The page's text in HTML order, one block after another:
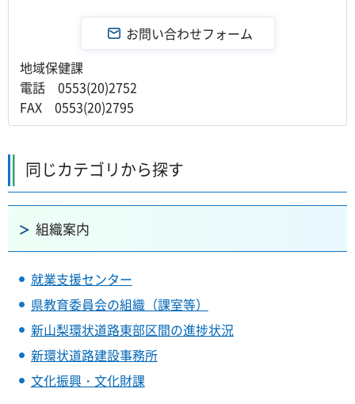
地域保健課
電話 0553(20)2752
FAX 0553(20)2795
同じカテゴリから探す
組織案内
就業支援センター
県教育委員会の組織（課室等）
新山梨環状道路東部区間の進捗状況
新環状道路建設事務所
文化振興・文化財課